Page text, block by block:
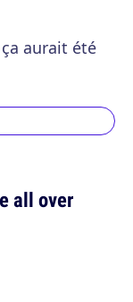
aurait été
all over